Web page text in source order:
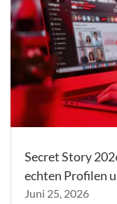
Secret Story
echten Profilen
Juni 25, 2026